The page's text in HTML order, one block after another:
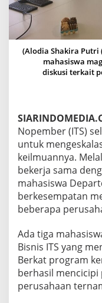
(Alodia Shakira Putri
mahasiswa
diskusi terkait
Nopember (ITS)
untuk
keilmuannya.
bekerja sama
mahasiswa
berkesempatan
beberapa
Ada tiga
Bisnis ITS yang
Berkat program
berhasil mencicipi
perusahaan